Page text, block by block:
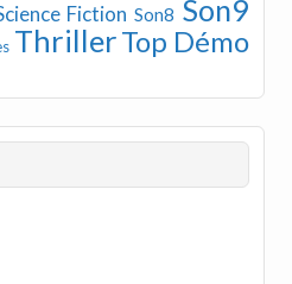
Fiction Son8 Son9
ThrillerTop Démo